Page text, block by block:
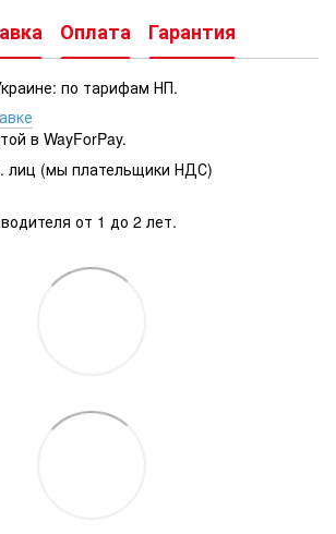
Оплата Гарантия
по тарифам НП.
в WayForPay.
лиц (мы плательщики НДС)
от 1 до 2 лет.